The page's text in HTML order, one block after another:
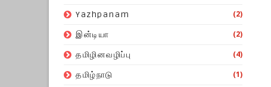
Yazhpanam (2)
இன்டியா (2)
தமிழினவழிப்பு (4)
தமிழ்நாடு (1)